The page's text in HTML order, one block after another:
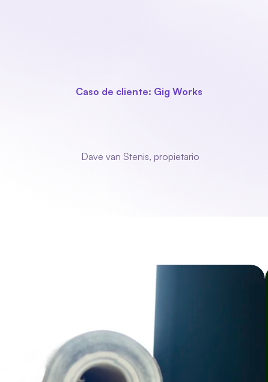
Caso de cliente: Gig Works
Dave van Stenis, propietario